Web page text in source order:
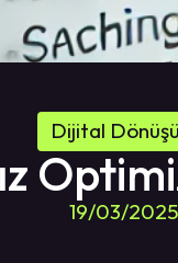
Dijital
19/03/2025